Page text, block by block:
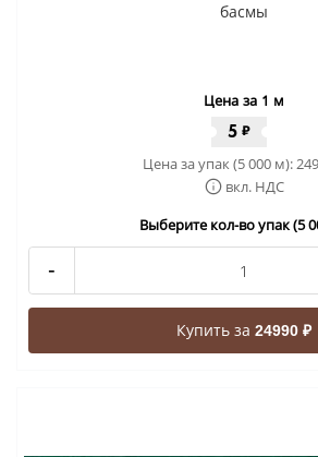
басмы
Цена за 1 м
5 ₽
Цена за упак (5 000 м):
вкл. НДС
Выберите кол-во упак (5
-
Купить за 24990 ₽